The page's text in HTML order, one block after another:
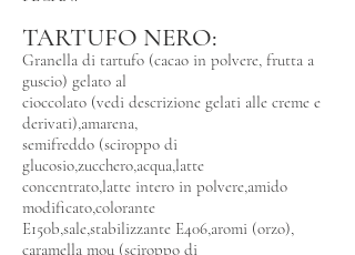
TARTUFO NERO:
Granella di tartufo (cacao in polvere, frutta a
guscio) gelato al
cioccolato (vedi descrizione gelati alle creme e
derivati),amarena,
semifreddo (sciroppo di
glucosio,zucchero,acqua,latte
concentrato,latte intero in polvere,amido
modificato,colorante
E150b,sale,stabilizzante E406,aromi (orzo),
caramella mou (sciroppo di